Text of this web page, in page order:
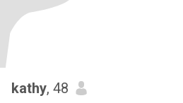
kathy, 48